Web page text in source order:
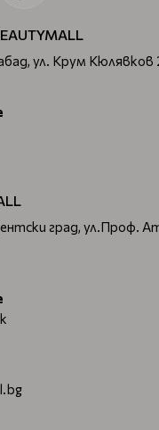
ул. Крум Кюлявков
град, ул.Проф.